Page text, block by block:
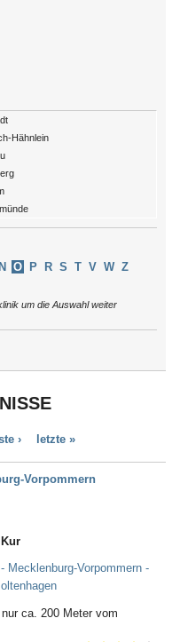
Hähnlein
N O P R S T V W Z
um die Auswahl weiter
› letzte »
Vorpommern
Mecklenburg-Vorpommern -
ca. 200 Meter vom